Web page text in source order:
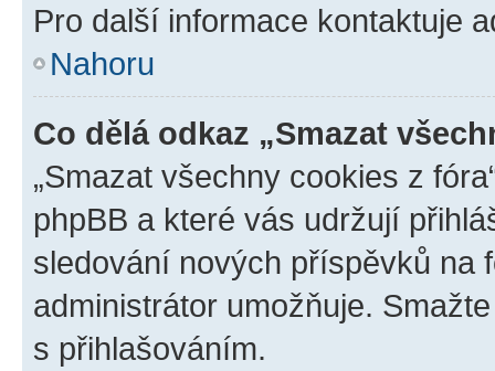
Pro další informace kontaktuje
Nahoru
Co dělá odkaz „Smazat
„Smazat všechny cookies z
phpBB a které vás udržují
sledování nových příspěvků na
administrátor umožňuje.
s přihlašováním.